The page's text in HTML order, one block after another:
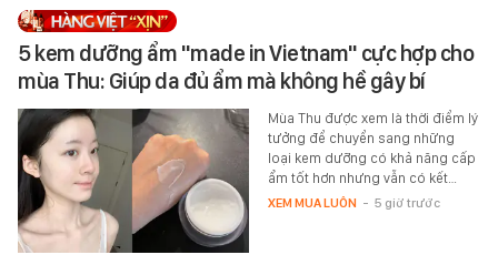
5 kem dưỡng ẩm "made in Vietnam" cực hợp cho
mùa Thu: Giúp da đủ ẩm mà không hề gây bí
Mùa Thu được xem là thời điểm lý
tưởng để chuyển sang những
loại kem dưỡng có khả năng cấp
ẩm tốt hơn nhưng vẫn có kết…
XEM MUA LUÔN - 5 giờ trước